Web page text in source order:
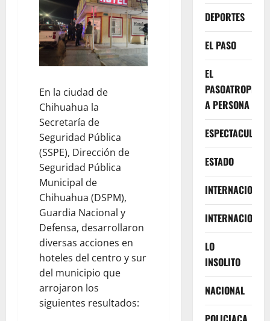
En la ciudad de
Chihuahua la
Secretaría de
Seguridad Pública
(SSPE), Dirección de
Seguridad Pública
Municipal de
Chihuahua (DSPM),
Guardia Nacional y
Defensa, desarrollaron
diversas acciones en
hoteles del centro y sur
del municipio que
arrojaron los
siguientes resultados:
DEPORTES
EL PASO
EL
A PERSONA
ESPECTACULOS
ESTADO
INTERNACIONA
INTERNACIONAL
LO
INSOLITO
NACIONAL